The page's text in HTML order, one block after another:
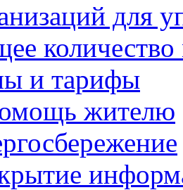
для
и тарифы
жителю